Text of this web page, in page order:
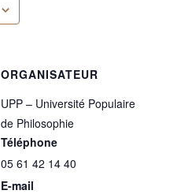
ORGANISATEUR
UPP – Université Populaire
de Philosophie
Téléphone
05 61 42 14 40
E-mail